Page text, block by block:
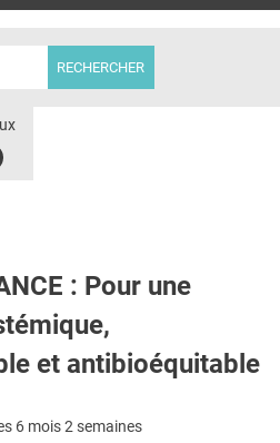
: Pour une
et antibioéquitable
6 mois 2 semaines